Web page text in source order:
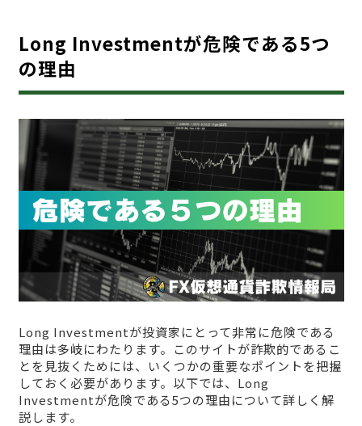
Long Investmentが危険である5つ
の理由
Long Investmentが投資家にとって非常に危険である
理由は多岐にわたります。このサイトが詐欺的であるこ
とを見抜くためには、いくつかの重要なポイントを把握
しておく必要があります。以下では、Long
Investmentが危険である5つの理由について詳しく解
説します。